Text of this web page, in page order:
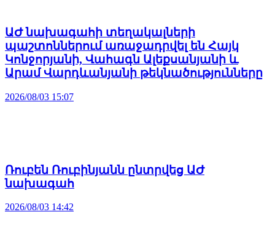
ԱԺ նախագահի տեղակալների
պաշտոններում առաջադրվել են Հայկ
Կոնջորյանի, Վահագն Ալեքսանյանի և
Արամ Վարդևանյանի թեկնածությունները
2026/08/03 15:07
Ռուբեն Ռուբինյանն ընտրվեց ԱԺ
նախագահ
2026/08/03 14:42